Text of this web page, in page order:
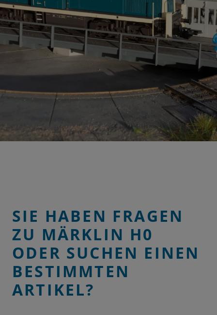
SIE HABEN FRAGEN
ZU MÄRKLIN H0
ODER SUCHEN EINEN
BESTIMMTEN
ARTIKEL?